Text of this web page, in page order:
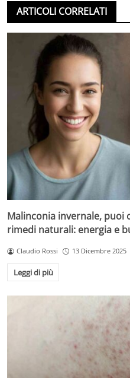
ARTICOLI CORRELATI
Malinconia invernale, puoi
rimedi naturali: energia e
Claudio Rossi 13 Dicembre 2025
Leggi di più